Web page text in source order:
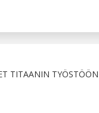
TITAANIN